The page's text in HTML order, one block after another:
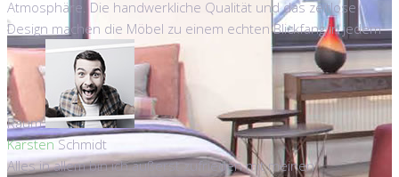
Atmosphäre. Die handwerkliche Qualität und das zeitlose
Design machen die Möbel zu einem echten Blickfang in jedem
Raum.
KarstenSchmidt
Alles in allem bin ich äußerst zufrieden mit meinen